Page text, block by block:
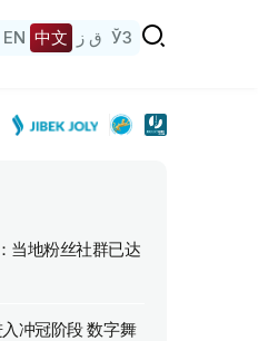
EN 中文 ق ز ЎЗ
当地粉丝社群已达
冲冠阶段 数字舞